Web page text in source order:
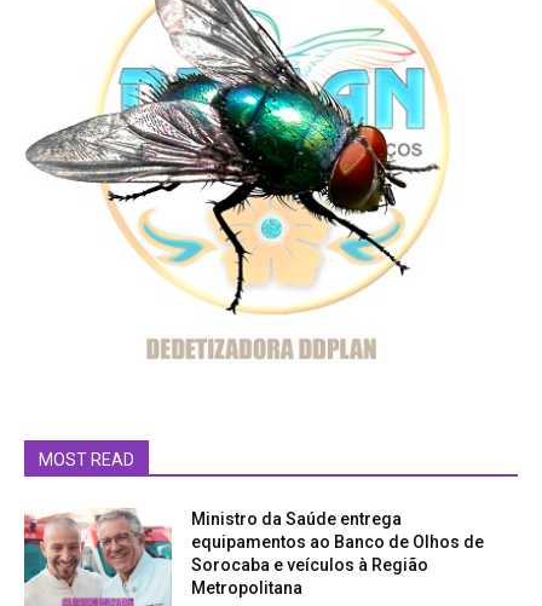
MOST READ
Ministro da Saúde entrega
equipamentos ao Banco de Olhos de
Sorocaba e veículos à Região
Metropolitana